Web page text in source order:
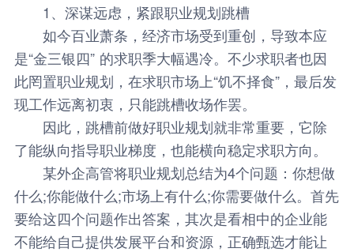
1、深谋远虑，紧跟职业规划跳槽
如今百业萧条，经济市场受到重创，导致本应
是“金三银四” 的求职季大幅遇冷。不少求职者也因
此罔置职业规划，在求职市场上“饥不择食”，最后发
现工作远离初衷，只能跳槽收场作罢。
因此，跳槽前做好职业规划就非常重要，它除
了能纵向指导职业梯度，也能横向稳定求职方向。
某外企高管将职业规划总结为4个问题：你想做
什么;你能做什么;市场上有什么;你需要做什么。首先
要给这四个问题作出答案，其次是看相中的企业能
不能给自己提供发展平台和资源，正确甄选才能让